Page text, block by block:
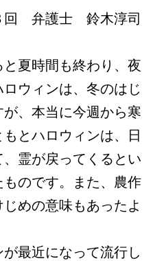
回 弁護士 鈴木淳司
夏時間も終わり、夜
ウィンは、冬のはじ
、本当に今週から寒
とハロウィンは、日
霊が戻ってくるとい
のです。また、農作
めの意味もあったよ
最近になって流行し